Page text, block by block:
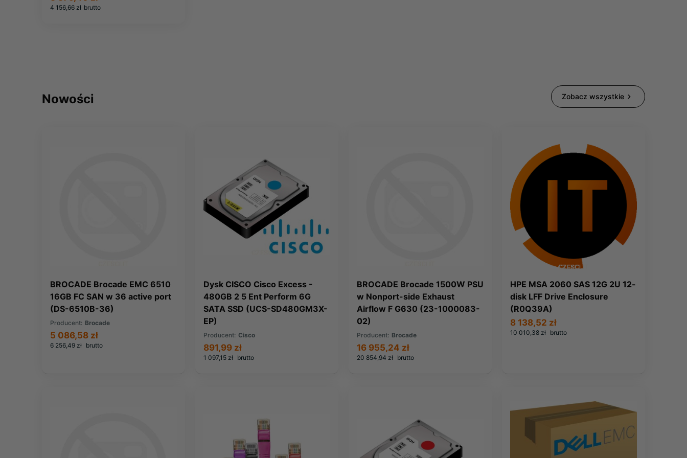
4 156,66 zł brutto
Nowości Zobacz wszystkie
BROCADE Brocade EMC 6510
16GB FC SAN w 36 active port
(DS-6510B-36)
Producent: Brocade
6 256,49 zł brutto
5 086,58 zł
Dysk CISCO Cisco Excess -
480GB 2 5 Ent Perform 6G
SATA SSD (UCS-SD480GM3X-
EP)
Producent: Cisco
1 097,15 zł brutto
891,99 zł
BROCADE Brocade 1500W PSU
w Nonport-side Exhaust
Airflow F G630 (23-1000083-
02)
Producent: Brocade
20 854,94 zł brutto
16 955,24 zł
HPE MSA 2060 SAS 12G 2U 12-
disk LFF Drive Enclosure
(R0Q39A)
10 010,38 zł brutto
8 138,52 zł